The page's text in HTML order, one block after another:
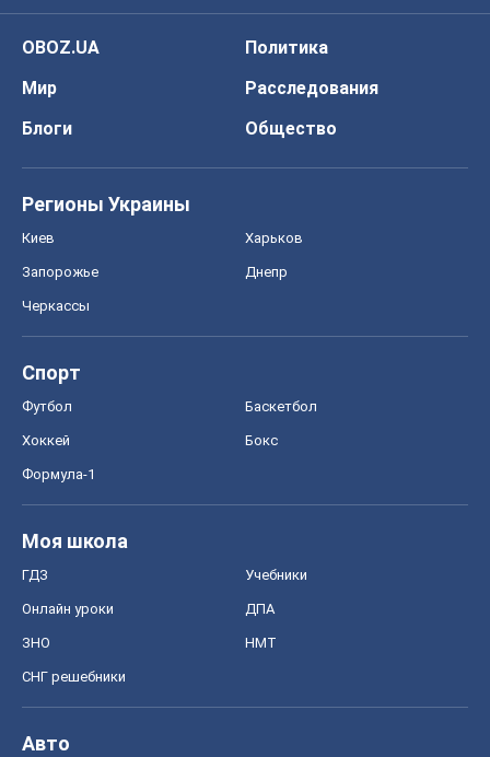
OBOZ.UA
Политика
Мир
Расследования
Блоги
Общество
Регионы Украины
Киев Харьков
Запорожье Днепр
Черкассы
Спорт
Футбол Баскетбол
Хоккей Бокс
Формула-1
Моя школа
ГДЗ Учебники
Онлайн уроки ДПА
ЗНО НМТ
СНГ решебники
Авто